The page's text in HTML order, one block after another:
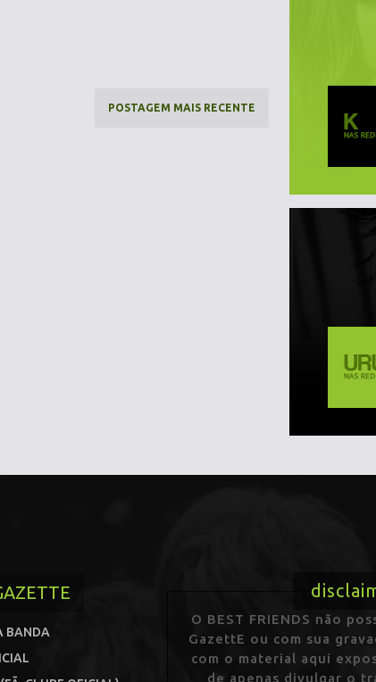
POSTAGEM MAIS RECENTE
BANDA
O BEST FRIENDS não
GazettE ou com sua
com o material aqui
de apenas divulgar o